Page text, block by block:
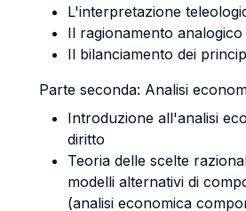
L'interpretazione
Il ragionamento analogico
Il bilanciamento dei
Parte seconda: Analisi
Introduzione all'analisi
diritto
Teoria delle scelte
modelli alternativi di
(analisi economica